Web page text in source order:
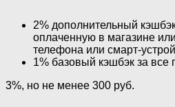
2% дополнительный
оплаченную в магазине
телефона или смарт-
1% базовый кэшбэк за все
3%, но не менее 300 руб.